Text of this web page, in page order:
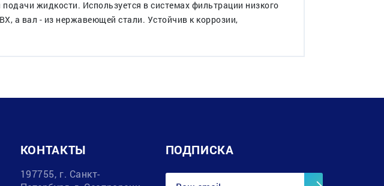
жидкости. Используется в системах фильтрации низкого
а вал - из нержавеющей стали. Устойчив к коррозии,
КОНТАКТЫ
197755, г. Санкт-
ПОДПИСКА